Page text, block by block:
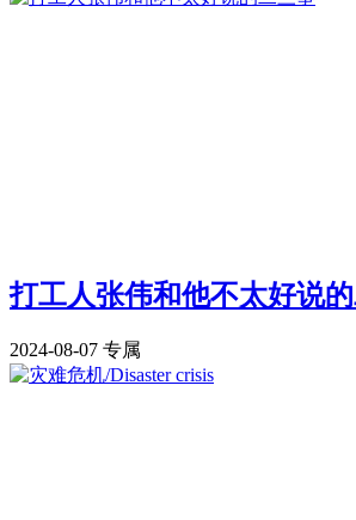
打工人张伟和他不太好说
2024-08-07 专属